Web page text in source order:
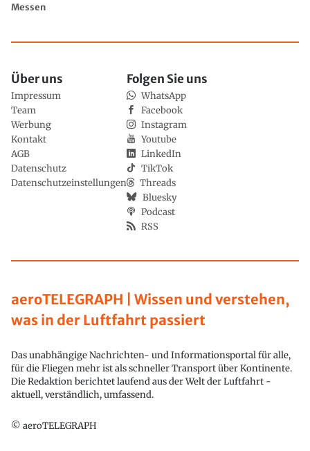
Messen
aeroTELEGRAPH | Wissen und verstehen,
was in der Luftfahrt passiert
Das unabhängige Nachrichten- und Informationsportal für alle,
für die Fliegen mehr ist als schneller Transport über Kontinente.
Die Redaktion berichtet laufend aus der Welt der Luftfahrt -
aktuell, verständlich, umfassend.
© aeroTELEGRAPH
Über uns
Impressum
Team
Werbung
Kontakt
AGB
Datenschutz
Datenschutzeinstellungen
Folgen Sie uns
WhatsApp
Facebook
Instagram
Youtube
LinkedIn
TikTok
Threads
Bluesky
Podcast
RSS